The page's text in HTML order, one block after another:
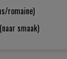
romaine)
smaak)